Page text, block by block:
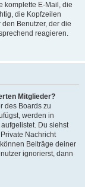
komplette E-Mail, die
die Kopfzeilen
Benutzer, der die
reagieren.
Mitglieder?
des Boards zu
werden in
Du siehst
Nachricht
Beiträge deiner
ignorierst, dann